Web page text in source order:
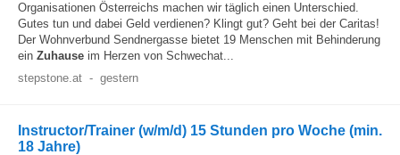
Organisationen Österreichs machen wir täglich einen Unterschied.
Gutes tun und dabei Geld verdienen? Klingt gut? Geht bei der Caritas!
Der Wohnverbund Sendnergasse bietet 19 Menschen mit Behinderung
ein Zuhause im Herzen von Schwechat...
stepstone.at - gestern
Instructor/Trainer (w/m/d) 15 Stunden pro Woche (min.
18 Jahre)